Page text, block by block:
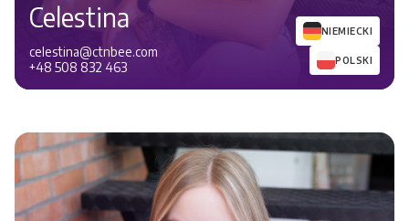
Celestina
celestina@ctnbee.com
+48 508 832 463
NIEMIECKI
POLSKI